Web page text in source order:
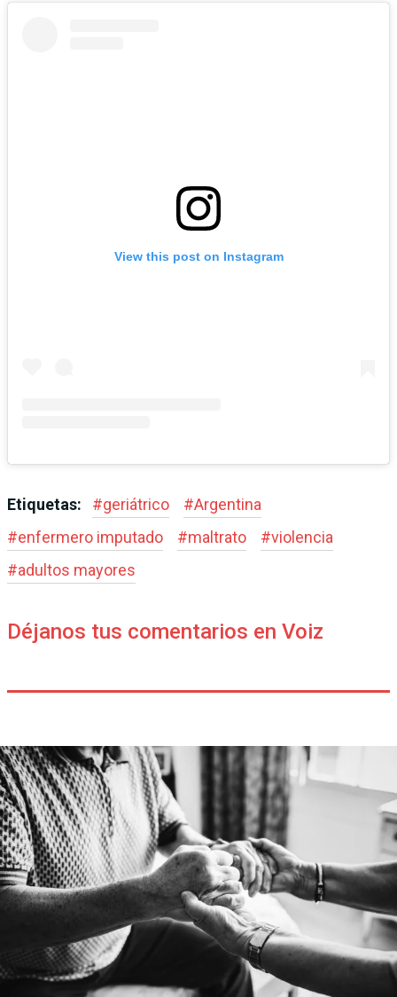
View this post on Instagram
Etiquetas: #geriátrico #Argentina
#enfermero imputado #maltrato #violencia
#adultos mayores
Déjanos tus comentarios en Voiz